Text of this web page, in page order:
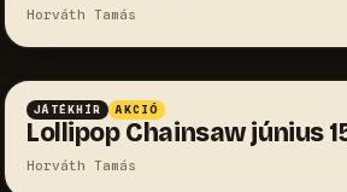
Horváth Tamás
JÁTÉKHÍR AKCIÓ
Lollipop Chainsaw június
Horváth Tamás